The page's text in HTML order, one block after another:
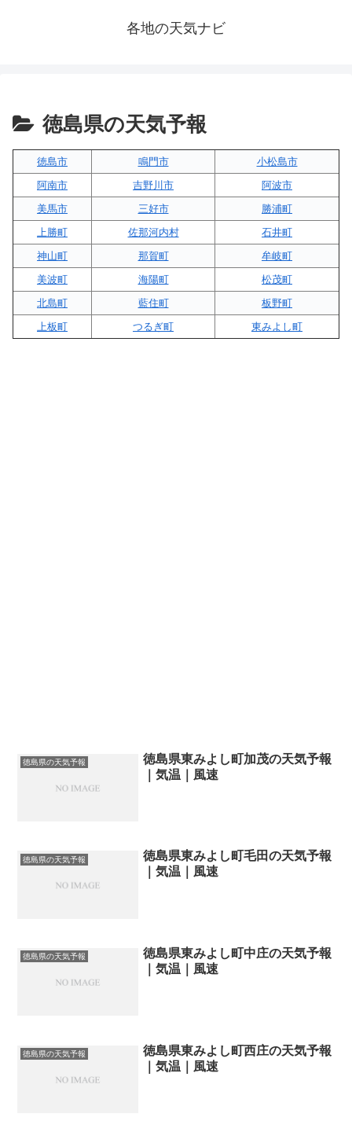
各地の天気ナビ
徳島県の天気予報
徳島市 鳴門市
小松島市
阿南市
吉野川市
阿波市
美馬市
三好市
勝浦町
上勝町
佐那河内村
石井町
神山町
那賀町
牟岐町
美波町
海陽町
松茂町
北島町
藍住町
板野町
上板町
つるぎ町 東みよし町
徳島県の天気予報
徳島県東みよし町加茂の天気予報
｜気温｜風速
徳島県の天気予報
徳島県東みよし町毛田の天気予報
｜気温｜風速
徳島県の天気予報
徳島県東みよし町中庄の天気予報
｜気温｜風速
徳島県の天気予報
徳島県東みよし町西庄の天気予報
｜気温｜風速